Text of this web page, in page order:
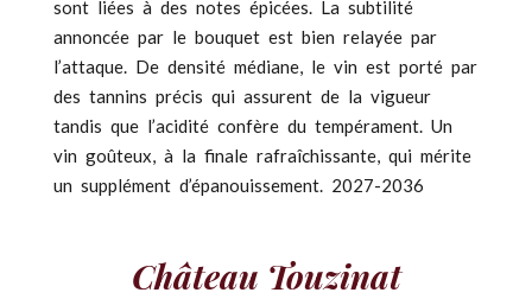
sont liées à des notes épicées. La subtilité
annoncée par le bouquet est bien relayée par
l’attaque. De densité médiane, le vin est porté par
des tannins précis qui assurent de la vigueur
tandis que l’acidité confère du tempérament. Un
vin goûteux, à la finale rafraîchissante, qui mérite
un supplément d’épanouissement. 2027-2036
Château Touzinat